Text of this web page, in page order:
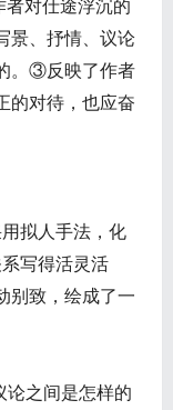
对仕途浮沉的
、抒情、议论
。③反映了作者
的对待，也应奋
拟人手法，化
写得活灵活
别致，绘成了一
论之间是怎样的